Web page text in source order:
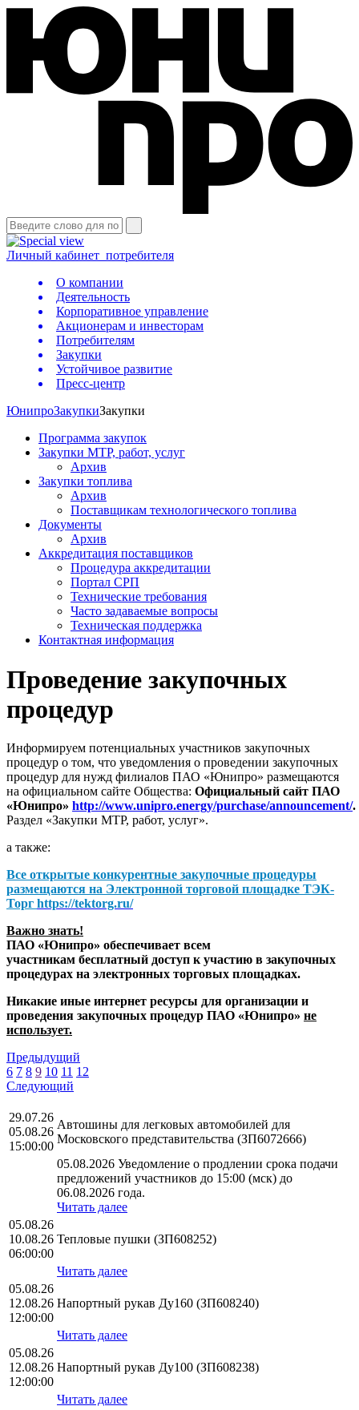
Личный кабинет потребителя
О компании
Деятельность
Корпоративное управление
Акционерам и инвесторам
Потребителям
Закупки
Устойчивое развитие
Пресс-центр
ЮнипроЗакупкиЗакупки
Программа закупок
Закупки МТР, работ, услуг
Архив
Закупки топлива
Архив
Поставщикам технологического топлива
Документы
Архив
Аккредитация поставщиков
Процедура аккредитации
Портал СРП
Технические требования
Часто задаваемые вопросы
Техническая поддержка
Контактная информация
Проведение закупочных
процедур
Информируем потенциальных участников закупочных
процедур о том, что уведомления о проведении закупочных
процедур для нужд филиалов ПАО «Юнипро» размещаются
на официальном сайте Общества: Официальный сайт ПАО
«Юнипро» http://www.unipro.energy/purchase/announcement/.
Раздел «Закупки МТР, работ, услуг».
а также:
Все открытые конкурентные закупочные процедуры
размещаются на Электронной торговой площадке ТЭК-
Торг https://tektorg.ru/
Важно знать!
ПАО «Юнипро» обеспечивает всем
участникам бесплатный доступ к участию в закупочных
процедурах на электронных торговых площадках.
Никакие иные интернет ресурсы для организации и
проведения закупочных процедур ПАО «Юнипро» не
использует.
Предыдущий
6 7 8 9 10 11 12
Следующий
29.07.26
05.08.26
15:00:00
Автошины для легковых автомобилей для
Московского представительства (ЗП6072666)
05.08.2026 Уведомление о продлении срока подачи
предложений участников до 15:00 (мск) до
06.08.2026 года.
Читать далее
05.08.26
10.08.26
06:00:00
Тепловые пушки (ЗП608252)
Читать далее
05.08.26
12.08.26
12:00:00
Напортный рукав Ду160 (ЗП608240)
Читать далее
05.08.26
12.08.26
12:00:00
Напортный рукав Ду100 (ЗП608238)
Читать далее